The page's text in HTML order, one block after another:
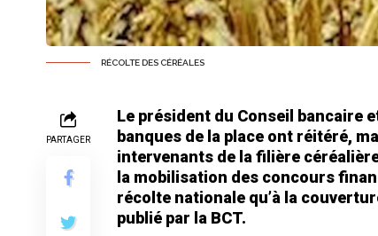
RÉCOLTE DES CÉRÉALES
PARTAGER
Le président du Conseil bancaire
banques de la place ont réitéré,
intervenants de la filière
la mobilisation des concours
récolte nationale qu’à la
publié par la BCT.